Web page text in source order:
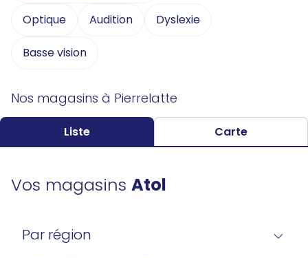
Optique Audition Dyslexie
Basse vision
Nos magasins à Pierrelatte
Liste Carte
Vos magasins Atol
Par région